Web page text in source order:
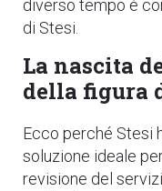
diverso tempo è
di Stesi.
La nascita
della figura
Ecco perché Stesi
soluzione ideale
revisione del